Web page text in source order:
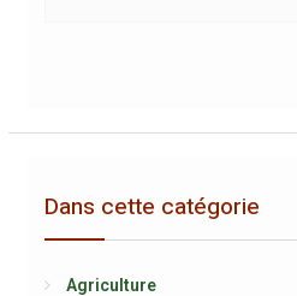
Dans cette catégorie
Agriculture